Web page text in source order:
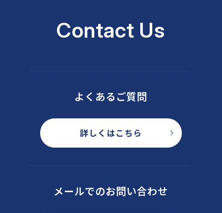
Contact Us
よくあるご質問
詳しくはこちら
メールでのお問い合わせ